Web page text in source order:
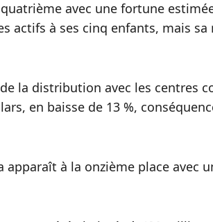
avec une fortune
actifs à ses cinq enfants, mais sa
la distribution avec les centres
en baisse de 13 %,
apparaît à la onzième place avec